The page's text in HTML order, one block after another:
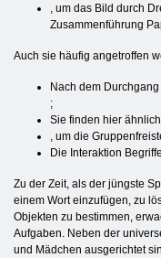
, um das Bild durch
Zusammenführung
Auch sie häufig angetroffen
Nach dem
;
Sie finden hier
, um die
Die Interaktion
Zu der Zeit, als der jüngste
einem Wort einzufügen, zu
Objekten zu bestimmen,
Aufgaben. Neben der
und Mädchen ausgerichtet